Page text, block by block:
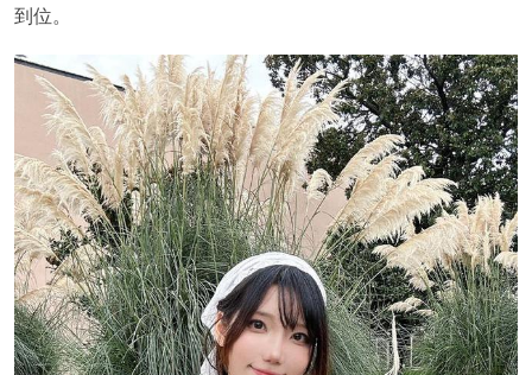
到位。